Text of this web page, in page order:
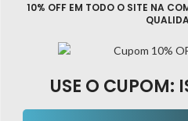
10% OFF EM TODO O SITE NA
USE O CUPOM: